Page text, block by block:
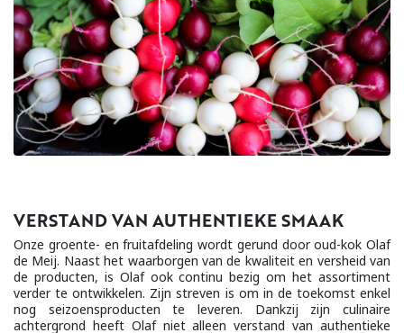
VERSTAND VAN AUTHENTIEKE SMAAK
Onze groente- en fruitafdeling wordt gerund door oud-kok Olaf
de Meij. Naast het waarborgen van de kwaliteit en versheid van
de producten, is Olaf ook continu bezig om het assortiment
verder te ontwikkelen. Zijn streven is om in de toekomst enkel
nog seizoensproducten te leveren. Dankzij zijn culinaire
achtergrond heeft Olaf niet alleen verstand van authentieke